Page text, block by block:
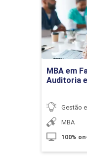
Custos e
Residenciais
MBA em
Auditoria
Gestão
MBA
100%
Ir